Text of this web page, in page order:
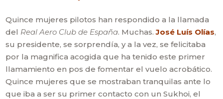
Quince mujeres pilotos han respondido a la llamada
del Real Aero Club de España. Muchas.José Luís Olías,
su presidente, se sorprendía, y a la vez, se felicitaba
por la magnifica acogida que ha tenido este primer
llamamiento en pos de fomentar el vuelo acrobático.
Quince mujeres que se mostraban tranquilas ante lo
que iba a ser su primer contacto con un Sukhoi, el